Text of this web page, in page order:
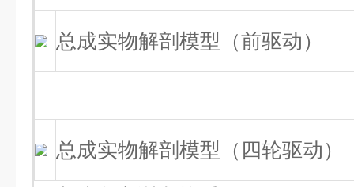
总成实物解剖模型（前驱动）
总成实物解剖模型（四轮驱动）